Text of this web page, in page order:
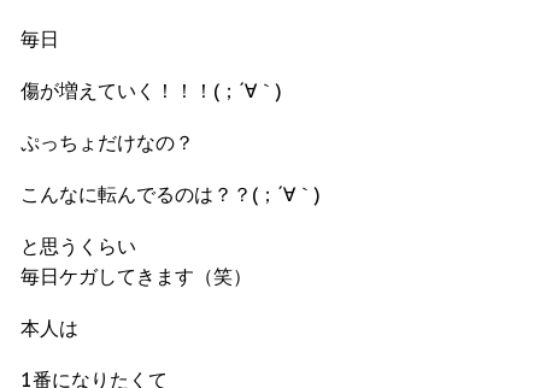
毎日
傷が増えていく！！！(；´∀｀)
ぷっちょだけなの？
こんなに転んでるのは？？(；´∀｀)
と思うくらい
毎日ケガしてきます（笑）
本人は
1番になりたくて